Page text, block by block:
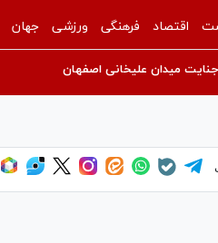
اقتصاد فرهنگی ورزشی جهان
میدان علیخانی اصفهان